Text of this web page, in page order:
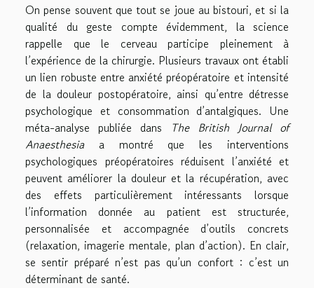
On pense souvent que tout se joue au bistouri, et si la
qualité du geste compte évidemment, la science
rappelle que le cerveau participe pleinement à
l’expérience de la chirurgie. Plusieurs travaux ont établi
un lien robuste entre anxiété préopératoire et intensité
de la douleur postopératoire, ainsi qu’entre détresse
psychologique et consommation d’antalgiques. Une
méta-analyse publiée dans
The British Journal of
Anaesthesiaa montré que les interventions
psychologiques préopératoires réduisent l’anxiété et
peuvent améliorer la douleur et la récupération, avec
des effets particulièrement intéressants lorsque
l’information donnée au patient est structurée,
personnalisée et accompagnée d’outils concrets
(relaxation, imagerie mentale, plan d’action). En clair,
se sentir préparé n’est pas qu’un confort : c’est un
déterminant de santé.